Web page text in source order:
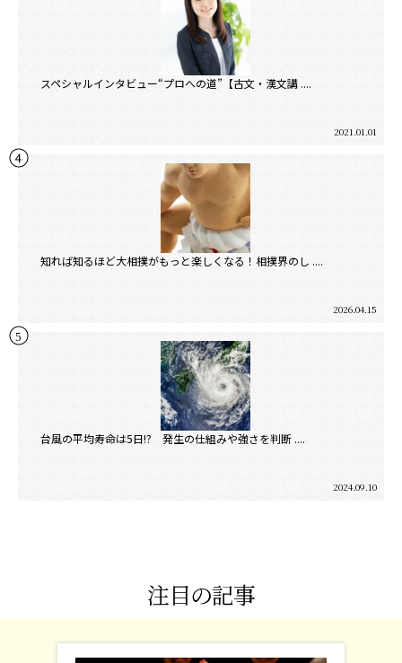
スペシャルインタビュー“プロへの道”【古文・漢文講 ....
2021.01.01
知れば知るほど大相撲がもっと楽しくなる！相撲界のし ....
2026.04.15
台風の平均寿命は5日!? 発生の仕組みや強さを判断 ....
2024.09.10
注目の記事